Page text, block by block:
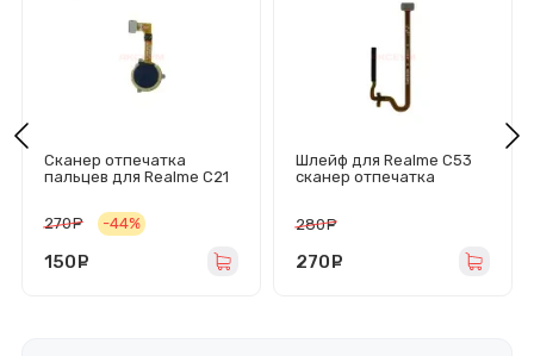
Сканер отпечатка
пальцев для Realme C21
270 руб.
-44%
150
Шлейф для Realme C53
сканер отпечатка
280
270